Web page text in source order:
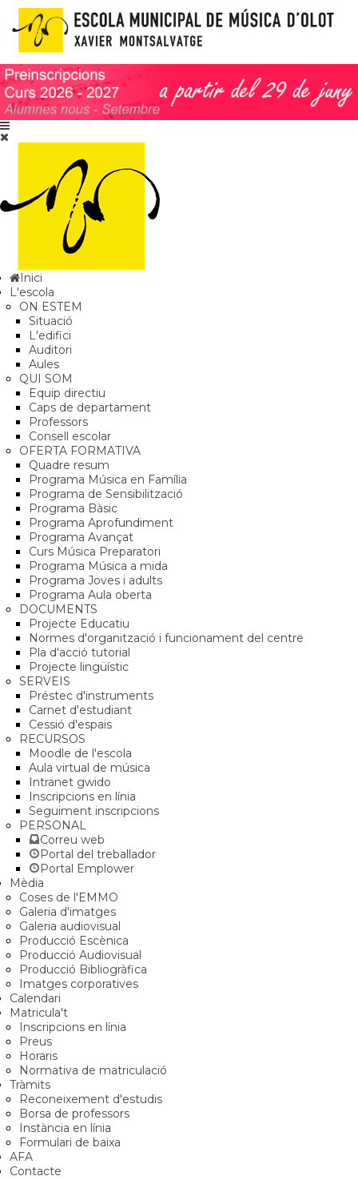
Inici
L'escola
ON ESTEM
Situació
L'edifici
Auditori
Aules
QUI SOM
Equip directiu
Caps de departament
Professors
Consell escolar
OFERTA FORMATIVA
Quadre resum
Programa Música en Família
Programa de Sensibilització
Programa Bàsic
Programa Aprofundiment
Programa Avançat
Curs Música Preparatori
Programa Música a mida
Programa Joves i adults
Programa Aula oberta
DOCUMENTS
Projecte Educatiu
Normes d'organització i funcionament del centre
Pla d'acció tutorial
Projecte lingüístic
SERVEIS
Préstec d'instruments
Carnet d'estudiant
Cessió d'espais
RECURSOS
Moodle de l'escola
Aula virtual de música
Intranet gwido
Inscripcions en línia
Seguiment inscripcions
PERSONAL
Correu web
Portal del treballador
Portal Emplower
Mèdia
Coses de l'EMMO
Galeria d'imatges
Galeria audiovisual
Producció Escènica
Producció Audiovisual
Producció Bibliogràfica
Imatges corporatives
Calendari
Matricula't
Inscripcions en línia
Preus
Horaris
Normativa de matriculació
Tràmits
Reconeixement d'estudis
Borsa de professors
Instància en línia
Formulari de baixa
AFA
Contacte